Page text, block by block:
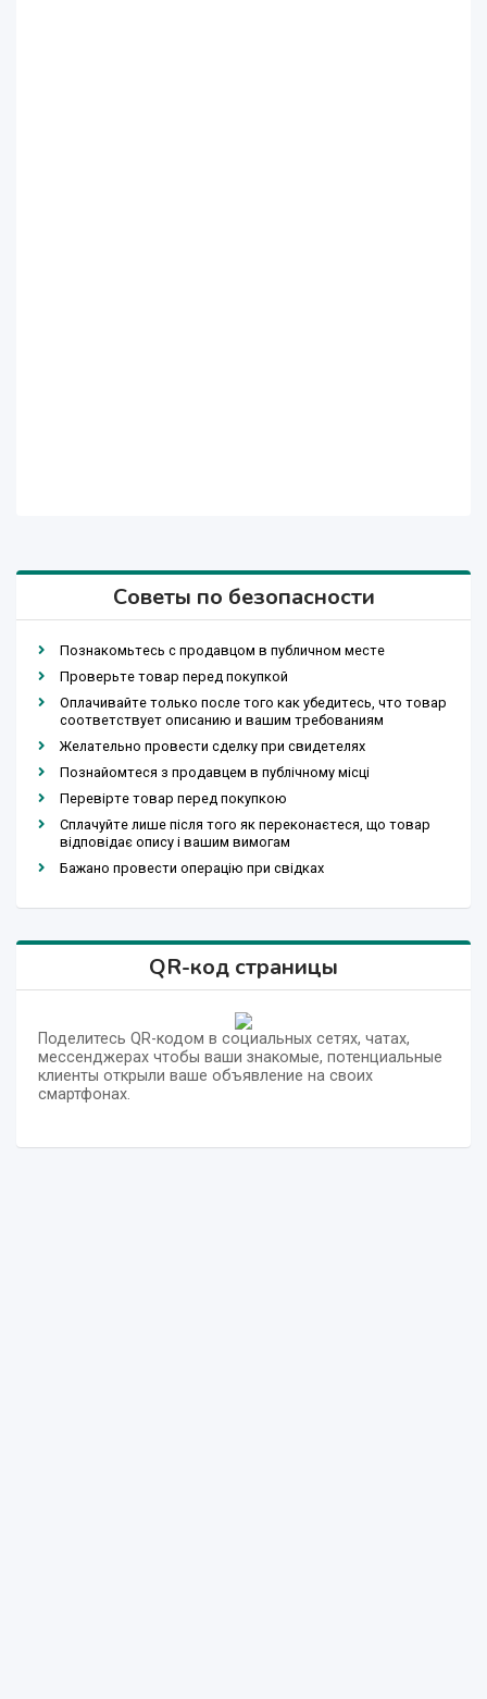
Советы по безопасности
Познакомьтесь с продавцом в публичном месте
Проверьте товар перед покупкой
Оплачивайте только после того как убедитесь, что товар
соответствует описанию и вашим требованиям
Желательно провести сделку при свидетелях
Познайомтеся з продавцем в публічному місці
Перевірте товар перед покупкою
Сплачуйте лише після того як переконаєтеся, що товар
відповідає опису і вашим вимогам
Бажано провести операцію при свідках
QR-код страницы
Поделитесь QR-кодом в социальных сетях, чатах,
мессенджерах чтобы ваши знакомые, потенциальные
клиенты открыли ваше объявление на своих
смартфонах.